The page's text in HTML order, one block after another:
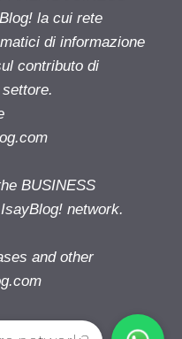
la cui rete
di informazione
contributo di
BUSINESS
IsayBlog! network.
and other